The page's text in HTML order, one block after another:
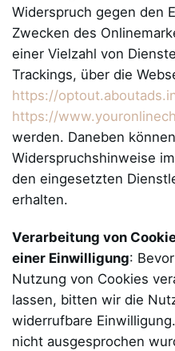
Widerspruch gegen den
Zwecken des
einer Vielzahl von
Trackings, über die
https://
https://
werden. Daneben
Widerspruchshinweise
den eingesetzten
erhalten.
Verarbeitung von
einer Einwilligung:
Nutzung von Cookies
lassen, bitten wir die
widerrufbare
nicht ausgesprochen